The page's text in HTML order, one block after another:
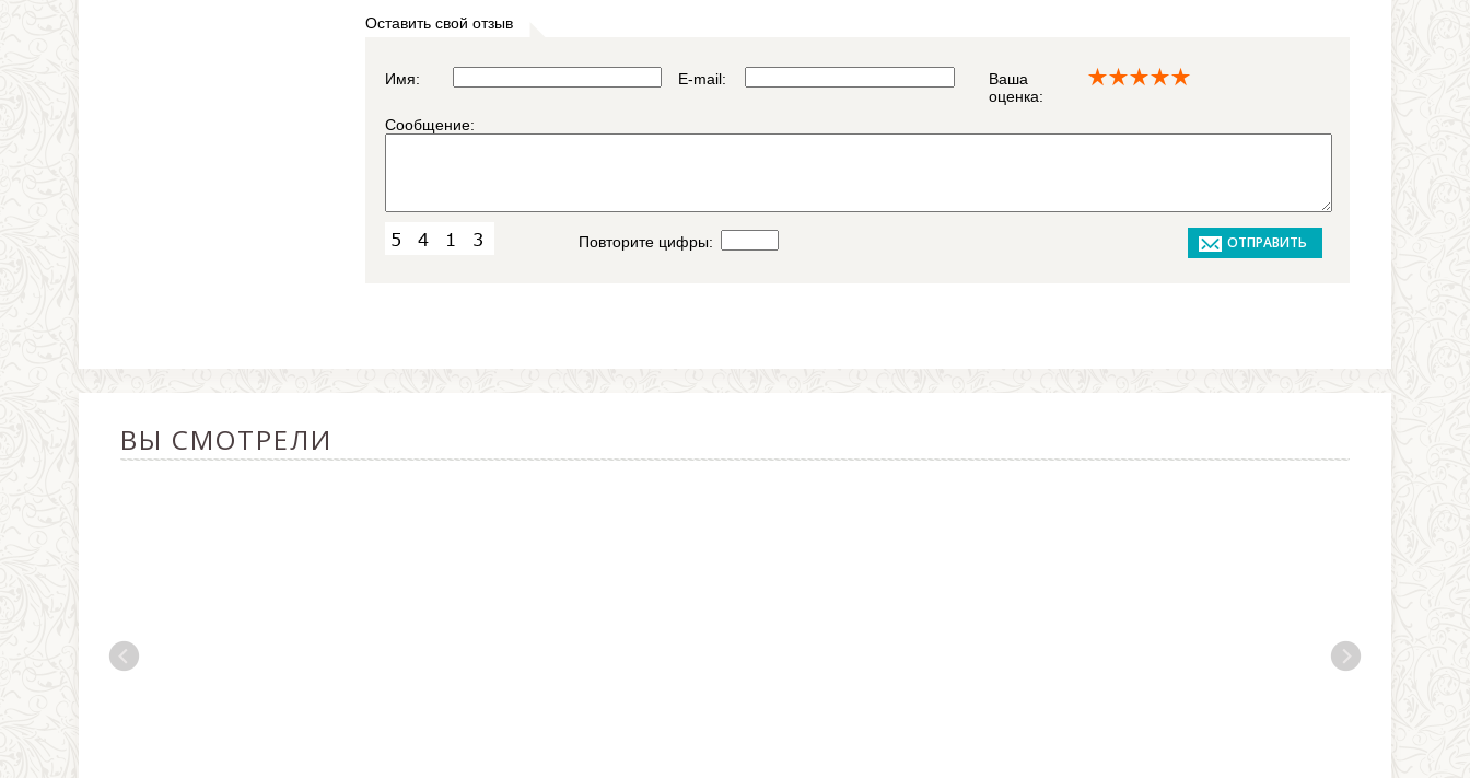
Оставить свой отзыв
Имя: E-mail:
Ваша
оценка:
Сообщение:
Повторите цифры:
ВЫ СМОТРЕЛИ